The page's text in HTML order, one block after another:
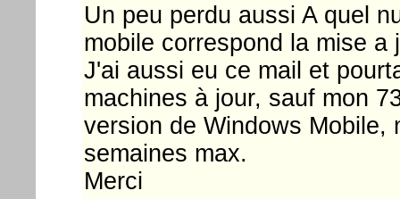
Un peu perdu aussi A quel
mobile correspond la mise a
J'ai aussi eu ce mail et
machines à jour, sauf mon
version de Windows Mobile,
semaines max.
Merci